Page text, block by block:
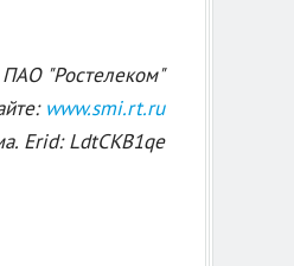
ПАО "Ростелеком"
www.smi.rt.ru
Erid: LdtCKB1qe